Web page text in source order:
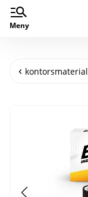
Meny
kontorsmaterial